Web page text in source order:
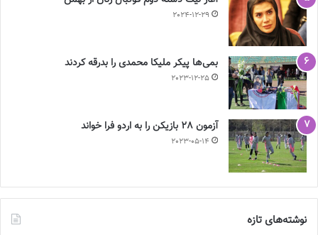
2024-12-29
بمی‌ها پیکر ملیکا محمدی را بدرقه کردند
2023-12-25
آزمون 28 بازیکن را به اردو فرا خواند
2023-05-14
نوشته‌های تازه